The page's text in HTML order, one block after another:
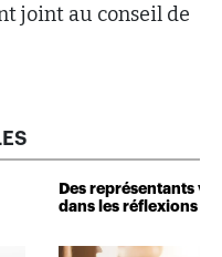
joint au conseil de
Des représentants
dans les réflexions de